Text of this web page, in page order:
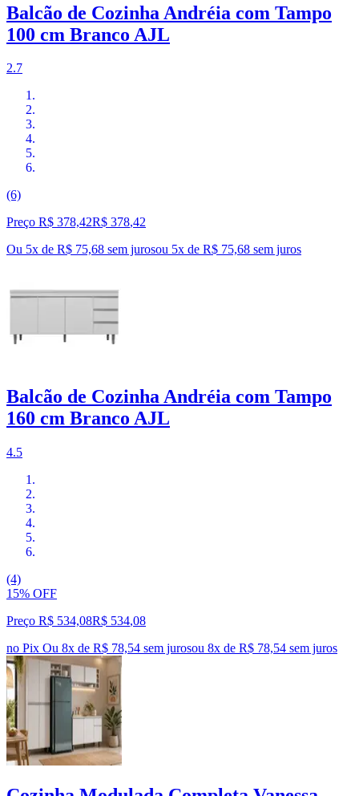
Balcão de Cozinha Andréia com Tampo
100 cm Branco AJL
2.7
(6)
Preço R$ 378,42R$ 378,42
Ou 5x de R$ 75,68 sem jurosou 5x de R$ 75,68 sem juros
Balcão de Cozinha Andréia com Tampo
160 cm Branco AJL
4.5
(4)
15% OFF
Preço R$ 534,08R$ 534,08
no Pix Ou 8x de R$ 78,54 sem jurosou 8x de R$ 78,54 sem juros